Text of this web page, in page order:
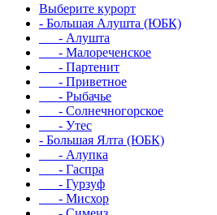
Выберите курорт
- Большая Алушта (ЮБК)
- Алушта
- Малореченское
- Партенит
- Приветное
- Рыбачье
- Солнечногорское
- Утес
- Большая Ялта (ЮБК)
- Алупка
- Гаспра
- Гурзуф
- Мисхор